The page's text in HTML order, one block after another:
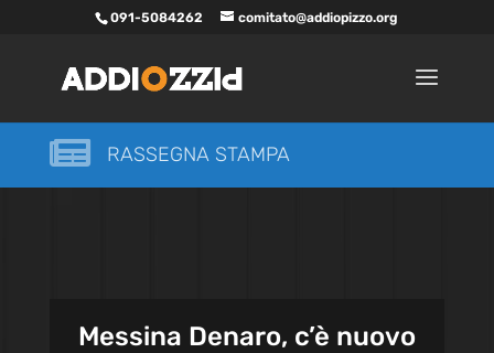
091-5084262 comitato@addiopizzo.org
 RASSEGNA STAMPA
Messina Denaro, c’è nuovo